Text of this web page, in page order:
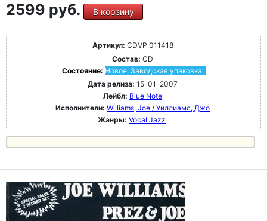
2599 руб. В корзину
Артикул: CDVP 011418
Состав: CD
Состояние: Новое. Заводская упаковка.
Дата релиза: 15-01-2007
Лейбл: Blue Note
Исполнители: Williams, Joe / Уиллиамс, Джо
Жанры: Vocal Jazz